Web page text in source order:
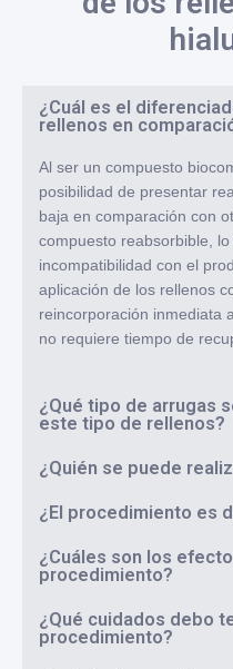
¿Cuál es el
rellenos en
Al ser un compuesto
posibilidad de presentar
baja en comparación con
compuesto reabsorbible,
incompatibilidad con el
aplicación de los rellenos
reincorporación inmediata
no requiere tiempo de
¿Qué tipo de arrugas
este tipo de rellenos?
¿Quién se puede
¿El procedimiento es
¿Cuáles son los
procedimiento?
¿Qué cuidados debo
procedimiento?